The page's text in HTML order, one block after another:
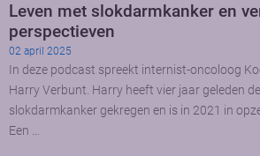
Leven met slokdarmkanker en
perspectieven
02 april 2025
In deze podcast spreekt internist-oncoloog
Harry Verbunt. Harry heeft vier jaar geleden
slokdarmkanker gekregen en is in 2021 in
Een …